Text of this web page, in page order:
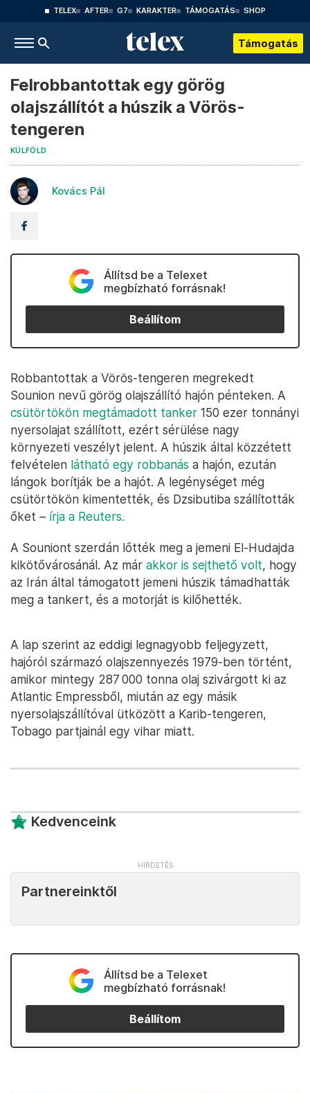
TELEX AFTER G7 KARAKTER TÁMOGATÁS SHOP
Támogatás
Felrobbantottak egy görög
olajszállítót a húszik a Vörös-
tengeren
KÜLFÖLD
Kovács Pál
Állítsd be a Telexet
megbízható forrásnak!
Beállítom
Robbantottak a Vörös-tengeren megrekedt
Sounion nevű görög olajszállító hajón pénteken. A
csütörtökön megtámadott tanker 150 ezer tonnányi
nyersolajat szállított, ezért sérülése nagy
környezeti veszélyt jelent. A húszik által közzétett
felvételen látható egy robbanás a hajón, ezután
lángok borítják be a hajót. A legénységet még
csütörtökön kimentették, és Dzsibutiba szállították
őket – írja a Reuters.
A Souniont szerdán lőtték meg a jemeni El-Hudajda
kikötővárosánál. Az már akkor is sejthető volt, hogy
az Irán által támogatott jemeni húszik támadhatták
meg a tankert, és a motorját is kilőhették.
A lap szerint az eddigi legnagyobb feljegyzett,
hajóról származó olajszennyezés 1979-ben történt,
amikor mintegy 287 000 tonna olaj szivárgott ki az
Atlantic Empressből, miután az egy másik
nyersolajszállítóval ütközött a Karib-tengeren,
Tobago partjainál egy vihar miatt.
Kedvenceink
Partnereinktől
Állítsd be a Telexet
megbízható forrásnak!
Beállítom